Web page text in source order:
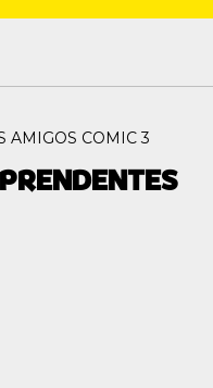
AMIGOS COMIC 3